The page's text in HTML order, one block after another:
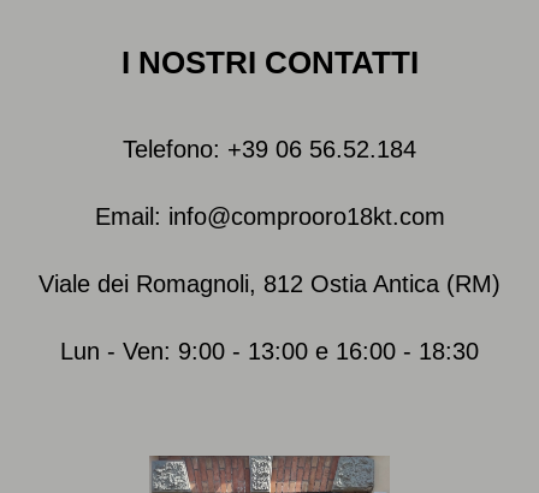
I NOSTRI CONTATTI
Telefono: +39 06 56.52.184
Email: info@comprooro18kt.com
Viale dei Romagnoli, 812 Ostia Antica (RM)
Lun - Ven: 9:00 - 13:00 e 16:00 - 18:30